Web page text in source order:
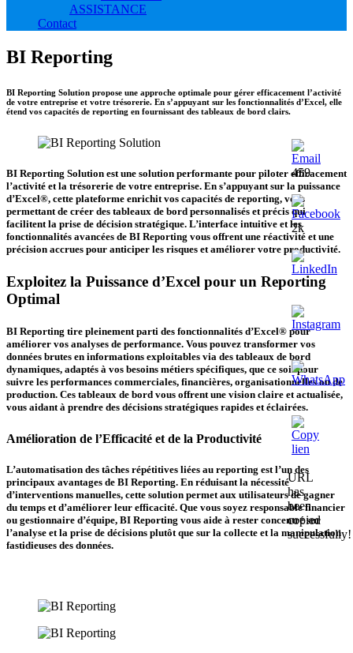
ASSISTANCE
Contact
BI Reporting
BI Reporting Solution propose une approche optimale pour gérer efficacement l’activité
de votre entreprise et votre trésorerie. En s’appuyant sur les fonctionnalités d’Excel, elle
étend vos capacités de reporting en fournissant des tableaux de bord clairs.
BI Reporting Solution est une solution performante pour piloter efficacement
l’activité et la trésorerie de votre entreprise. En s’appuyant sur la puissance
d’Excel®, cette plateforme enrichit vos capacités de reporting, vous
permettant de créer des tableaux de bord personnalisés et précis qui
facilitent la prise de décision stratégique. L’interface intuitive et les
fonctionnalités avancées de BI Reporting vous offrent une réactivité et une
précision accrues pour anticiper les risques et améliorer votre productivité.
Exploitez la Puissance d’Excel pour un Reporting
Optimal
BI Reporting tire pleinement parti des fonctionnalités d’Excel® pour
améliorer vos analyses de performance. Vous pouvez transformer vos
données brutes en informations exploitables via des tableaux de bord
dynamiques, adaptés à vos besoins métiers spécifiques, que ce soit pour
suivre les performances commerciales, financières, organisationnelles ou de
production. Ces tableaux de bord vous offrent une vision claire et actualisée,
vous aidant à prendre des décisions stratégiques rapides et éclairées.
Amélioration de l’Efficacité et de la Productivité
L’automatisation des tâches répétitives liées au reporting est l’un des
principaux avantages de BI Reporting. En réduisant la nécessité
d’interventions manuelles, cette solution permet aux utilisateurs de gagner
du temps et d’améliorer leur efficacité. Que vous soyez responsable financier
ou gestionnaire d’équipe, BI Reporting vous aide à rester concentré sur
l’analyse et la prise de décisions plutôt que sur la collecte et la manipulation
fastidieuses des données.
459
2k
URL
has
been
copied
successfully!